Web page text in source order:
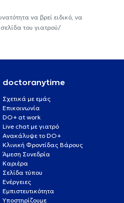
να βρεί ειδικό, να
του γιατρού/
doctoranytime
Σχετικά με εμάς
Επικοινωνία
DO+ at work
Live chat με γιατρό
Ανακάλυψε το DO+
Κλινική Φροντίδας Βάρους
Άμεση Συνεδρία
Καριέρα
Σελίδα τύπου
Ενέργειες
Εμπιστευτικότητα
Υποστηρίζουμε